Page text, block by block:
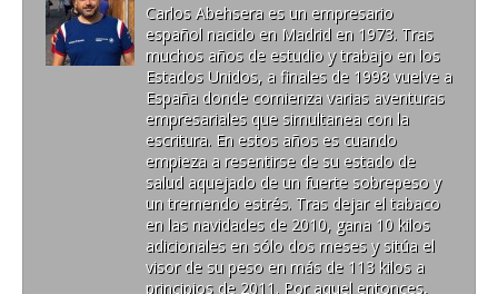
Carlos Abehsera es un empresario
español nacido en Madrid en 1973. Tras
muchos años de estudio y trabajo en los
Estados Unidos, a finales de 1998 vuelve a
España donde comienza varias aventuras
empresariales que simultanea con la
escritura. En estos años es cuando
empieza a resentirse de su estado de
salud aquejado de un fuerte sobrepeso y
un tremendo estrés. Tras dejar el tabaco
en las navidades de 2010, gana 10 kilos
adicionales en sólo dos meses y sitúa el
visor de su peso en más de 113 kilos a
principios de 2011. Por aquel entonces,